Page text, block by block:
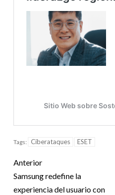
Tags: Ciberataques ESET
Anterior
Samsung redefine la
experiencia del usuario con